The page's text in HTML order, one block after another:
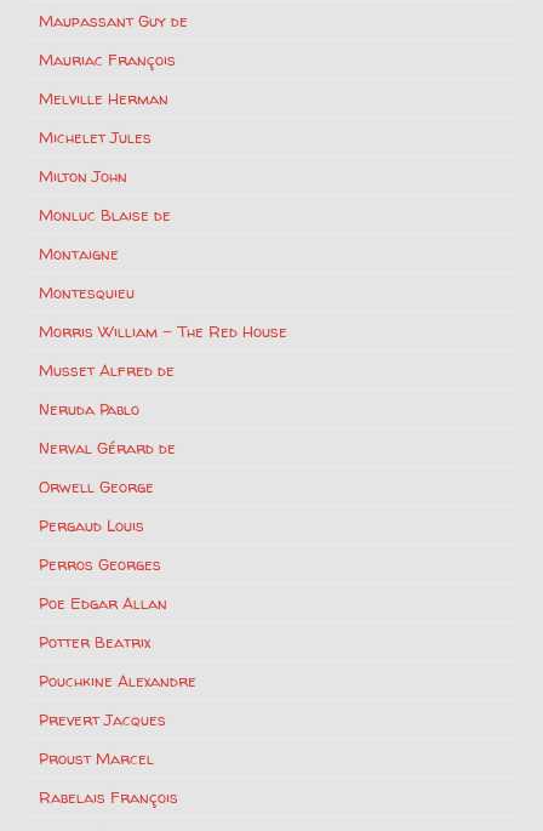
Maupassant Guy de
Mauriac François
Melville Herman
Michelet Jules
Milton John
Monluc Blaise de
Montaigne
Montesquieu
Morris William – The Red House
Musset Alfred de
Neruda Pablo
Nerval Gérard de
Orwell George
Pergaud Louis
Perros Georges
Poe Edgar Allan
Potter Beatrix
Pouchkine Alexandre
Prevert Jacques
Proust Marcel
Rabelais François